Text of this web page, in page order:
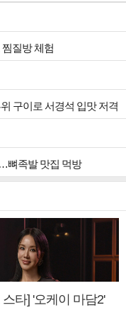
질방 체험
구이로 서경석 입맛 저격
뼈족발 맛집 먹방
스타] '오케이 마담2'